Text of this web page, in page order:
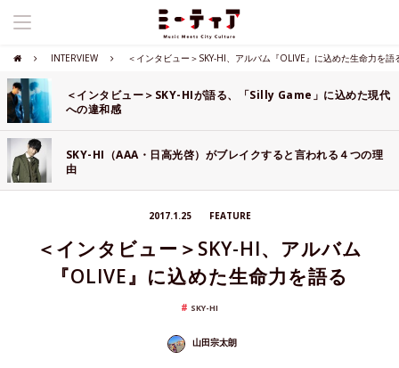
INTERVIEW ＜インタビュー＞SKY-HI、アルバム『OLIVE』に込めた生命力を語
＜インタビュー＞SKY-HIが語る、「Silly Game」に込めた現代
への違和感
SKY-HI（AAA・日高光啓）がブレイクすると言われる４つの理
由
2017.1.25 FEATURE
＜インタビュー＞SKY-HI、アルバム
『OLIVE』に込めた生命力を語る
SKY-HI
山田宗太朗